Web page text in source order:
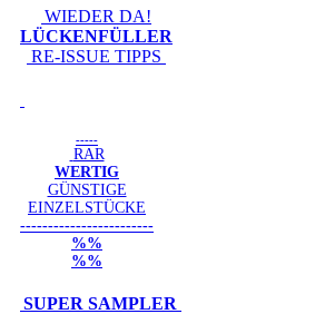
WIEDER DA!
LÜCKENFÜLLER
RE-ISSUE TIPPS
-----
RAR
WERTIG
GÜNSTIGE
EINZELSTÜCKE
------------------------
%%
%%
SUPER SAMPLER